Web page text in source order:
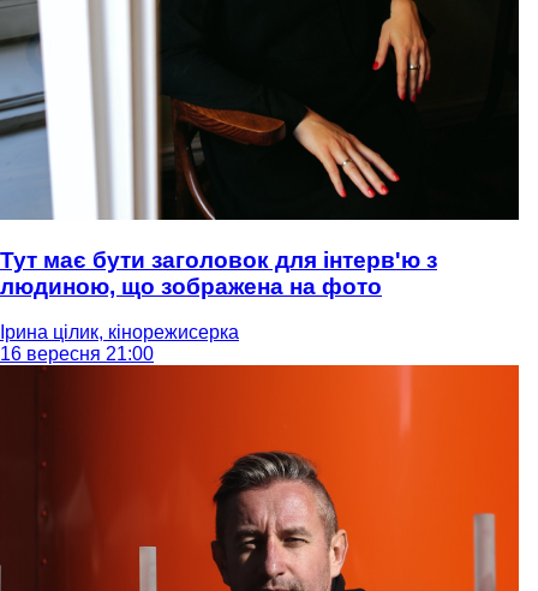
Тут має бути заголовок для інтерв'ю з
людиною, що зображена на фото
Ірина цілик, кінорежисерка
16 вересня 21:00